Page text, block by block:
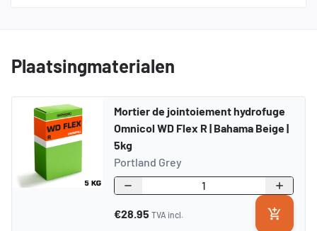
Plaatsingmaterialen
Mortier de jointoiement hydrofuge
Omnicol WD Flex R | Bahama Beige |
5kg
Portland Grey
Diminuer
Quantité
€28.95 TVA incl.